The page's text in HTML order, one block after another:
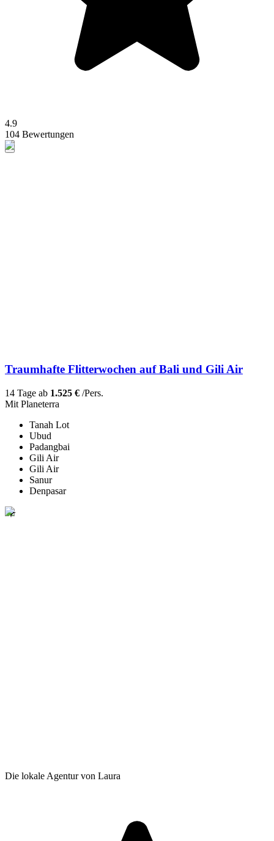
4.9
104 Bewertungen
Traumhafte Flitterwochen auf Bali und Gili Air
14 Tage ab 1.525 € /Pers.
Mit Planeterra
Tanah Lot
Ubud
Padangbai
Gili Air
Gili Air
Sanur
Denpasar
Die lokale Agentur von Laura